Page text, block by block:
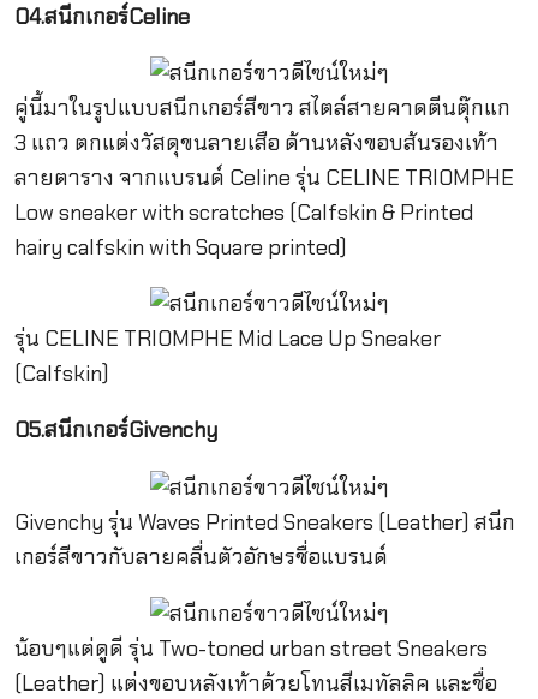
04.สนีกเกอร์Celine
คู่นี้มาในรูปแบบสนีกเกอร์สีขาว สไตล์สายคาดตีนตุ๊กแก
3 แถว ตกแต่งวัสดุขนลายเสือ ด้านหลังขอบส้นรองเท้า
ลายตาราง จากแบรนด์ Celine รุ่น CELINE TRIOMPHE
Low sneaker with scratches (Calfskin & Printed
hairy calfskin with Square printed)
รุ่น CELINE TRIOMPHE Mid Lace Up Sneaker
(Calfskin)
05.สนีกเกอร์Givenchy
Givenchy รุ่น Waves Printed Sneakers (Leather) สนีก
เกอร์สีขาวกับลายคลื่นตัวอักษรชื่อแบรนด์
น้อบๆแต่ดูดี รุ่น Two-toned urban street Sneakers
(Leather) แต่งขอบหลังเท้าด้วยโทนสีเมทัลลิค และชื่อ